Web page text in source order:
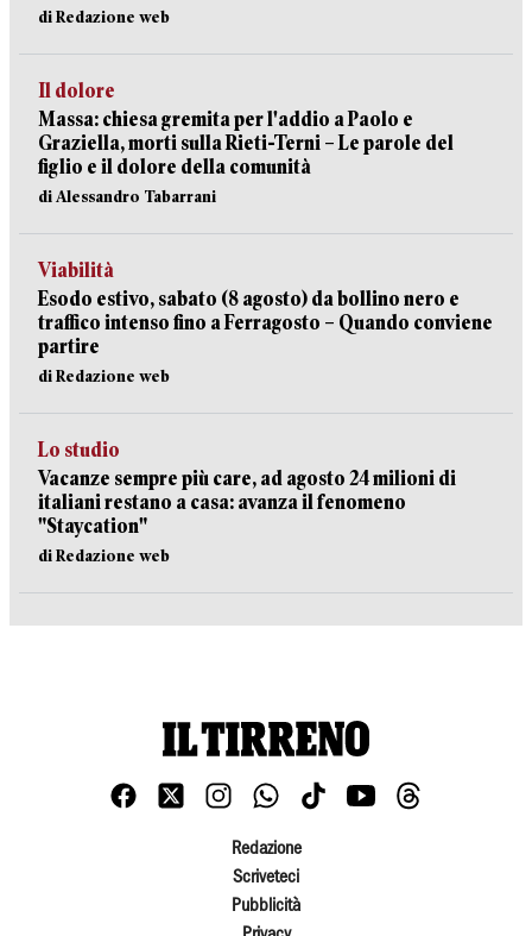
di Redazione web
Il dolore
Massa: chiesa gremita per l'addio a Paolo e
Graziella, morti sulla Rieti-Terni – Le parole del
figlio e il dolore della comunità
di Alessandro Tabarrani
Viabilità
Esodo estivo, sabato (8 agosto) da bollino nero e
traffico intenso fino a Ferragosto – Quando conviene
partire
di Redazione web
Lo studio
Vacanze sempre più care, ad agosto 24 milioni di
italiani restano a casa: avanza il fenomeno
"Staycation"
di Redazione web
Redazione
Scriveteci
Pubblicità